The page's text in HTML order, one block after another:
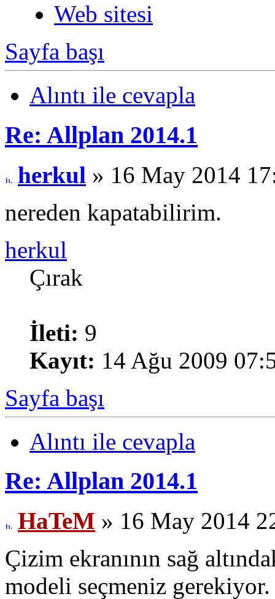
Web sitesi
Sayfa başı
Alıntı ile cevapla
Re: Allplan 2014.1
herkul » 16 May 2014
nereden kapatabilirim.
herkul
Çırak
İleti: 9
Kayıt: 14 Ağu 2009
Sayfa başı
Alıntı ile cevapla
Re: Allplan 2014.1
HaTeM » 16 May 2014
Çizim ekranının sağ
modeli seçmeniz gerekiyor.